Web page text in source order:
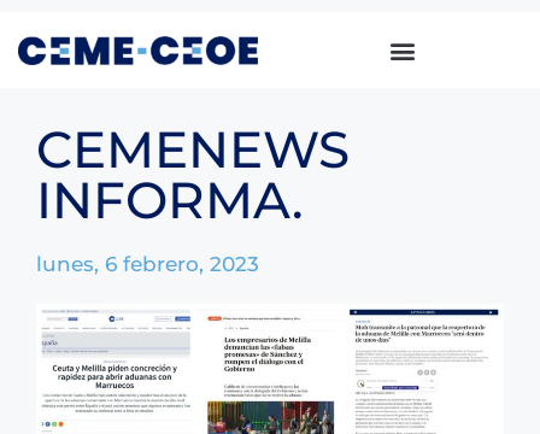
CEMENEWS
INFORMA.
lunes, 6 febrero, 2023